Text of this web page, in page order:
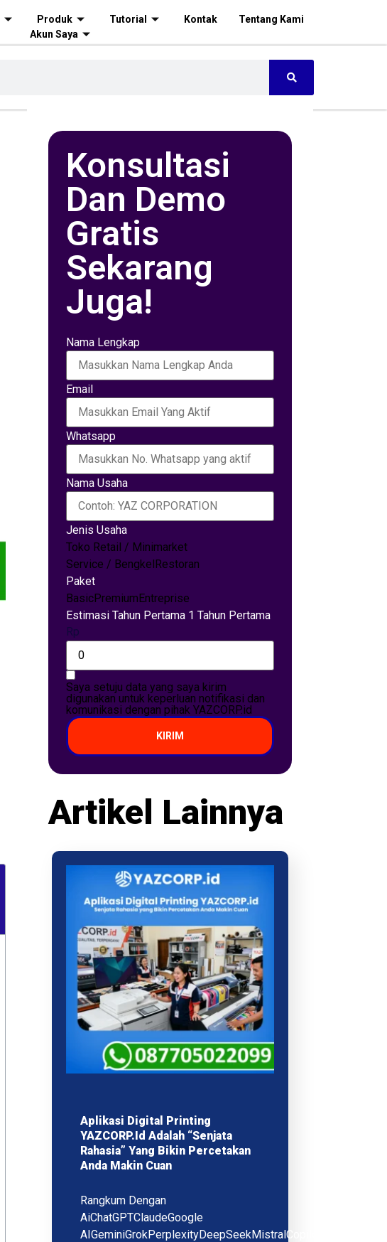
Produk Tutorial Kontak
Tentang Kami
Akun Saya
Konsultasi
Dan Demo
Gratis
Sekarang
Juga!
Nama Lengkap
Email
Whatsapp
Nama Usaha
Jenis Usaha
Toko Retail / Minimarket
Service / BengkelRestoran
Paket
BasicPremiumEntreprise
Estimasi Tahun Pertama 1 Tahun Pertama
Rp
Saya setuju data yang saya kirim
digunakan untuk keperluan notifikasi dan
komunikasi dengan pihak YAZCORP.id
KIRIM
Artikel Lainnya
Aplikasi Digital Printing
YAZCORP.id Adalah “Senjata
Rahasia” Yang Bikin Percetakan
Anda Makin Cuan
Rangkum Dengan
AiChatGPTClaudeGoogle
AIGeminiGrokPerplexityDeepSeekMistralCopilotQwenMeta